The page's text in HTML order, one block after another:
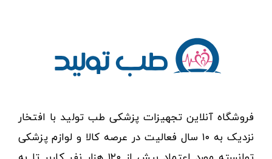
فروشگاه آنلاین تجهیزات پزشکی طب تولید با افتخار
نزدیک به ۱۰ سال فعالیت در عرصه کالا و لوازم پزشکی